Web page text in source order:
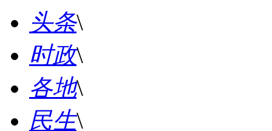
头条\
时政\
各地\
民生\